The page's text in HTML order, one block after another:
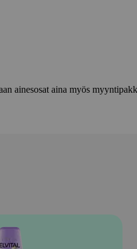
ainesosat aina myös